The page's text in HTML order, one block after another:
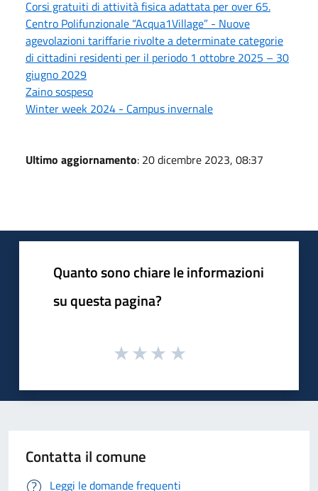
Corsi gratuiti di attività fisica adattata per over 65.
Centro Polifunzionale “Acqua1Village” - Nuove
agevolazioni tariffarie rivolte a determinate categorie
di cittadini residenti per il periodo 1 ottobre 2025 – 30
giugno 2029
Zaino sospeso
Winter week 2024 - Campus invernale
Ultimo aggiornamento: 20 dicembre 2023, 08:37
Quanto sono chiare le informazioni
su questa pagina?
Contatta il comune
Leggi le domande frequenti